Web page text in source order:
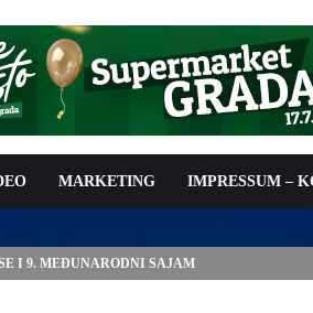
MARKETING IMPRESSUM –
I 9. MEĐUNARODNI SAJAM